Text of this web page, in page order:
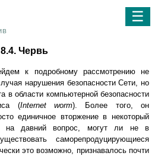
☰
8.4. Червь
к подробному рассмотрению не
нарушения безопасности Сети, но
в области компьютерной безопасности
(Internet worm). Более того, он
единичное вторжение в некоторый
на давний вопрос, могут ли не в
саморепродуцирующиеся
это возможно, признавалось почти